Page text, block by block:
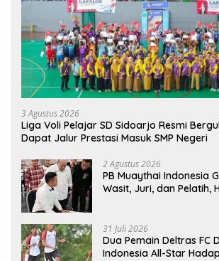
3 Agustus 2026
Liga Voli Pelajar SD Sidoarjo Resmi
Dapat Jalur Prestasi Masuk SMP Negeri
2 Agustus 2026
PB Muaythai Indonesia
Wasit, Juri, dan Pelatih,
31 Juli 2026
Dua Pemain Deltras FC
Indonesia All-Star